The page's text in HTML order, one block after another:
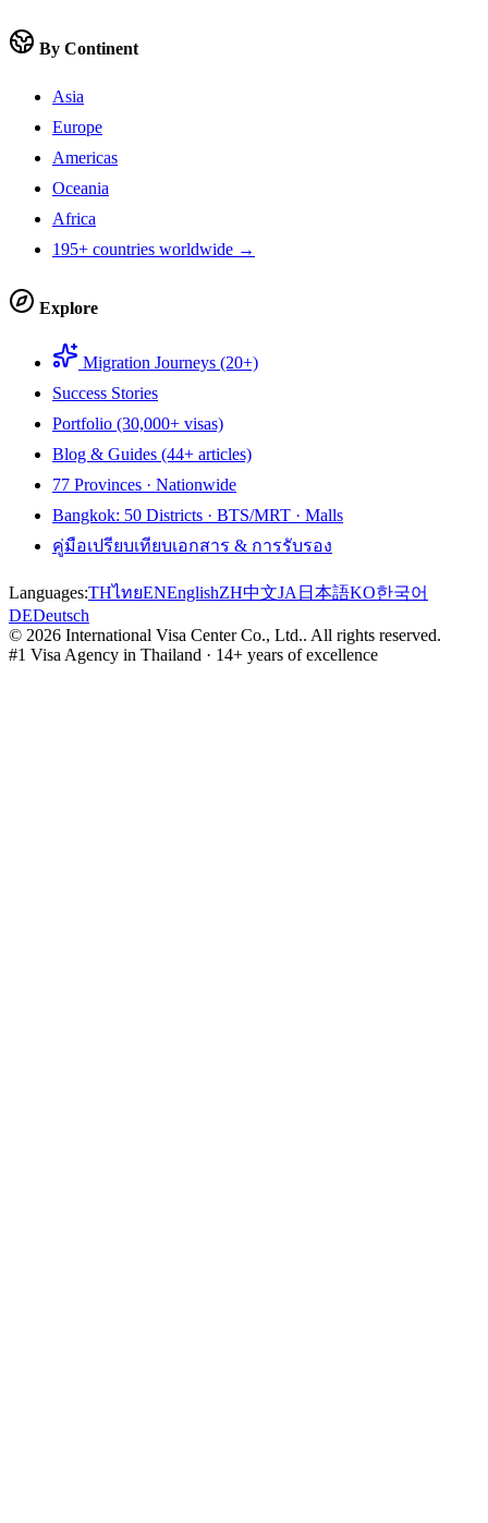
By Continent
Asia
Europe
Americas
Oceania
Africa
195+ countries worldwide →
Explore
Migration Journeys (20+)
Success Stories
Portfolio (30,000+ visas)
Blog & Guides (44+ articles)
77 Provinces · Nationwide
Bangkok: 50 Districts · BTS/MRT · Malls
คู่มือเปรียบเทียบเอกสาร & การรับรอง
Languages:THไทยENEnglishZH中文JA 日本語KO한국어
DEDeutsch
© 2026 International Visa Center Co., Ltd.. All rights reserved.
#1 Visa Agency in Thailand · 14+ years of excellence